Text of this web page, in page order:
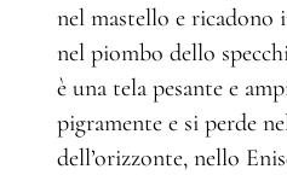
nel mastello e ricadono
nel piombo dello
è una tela pesante e
pigramente e si perde
dell’orizzonte, nello